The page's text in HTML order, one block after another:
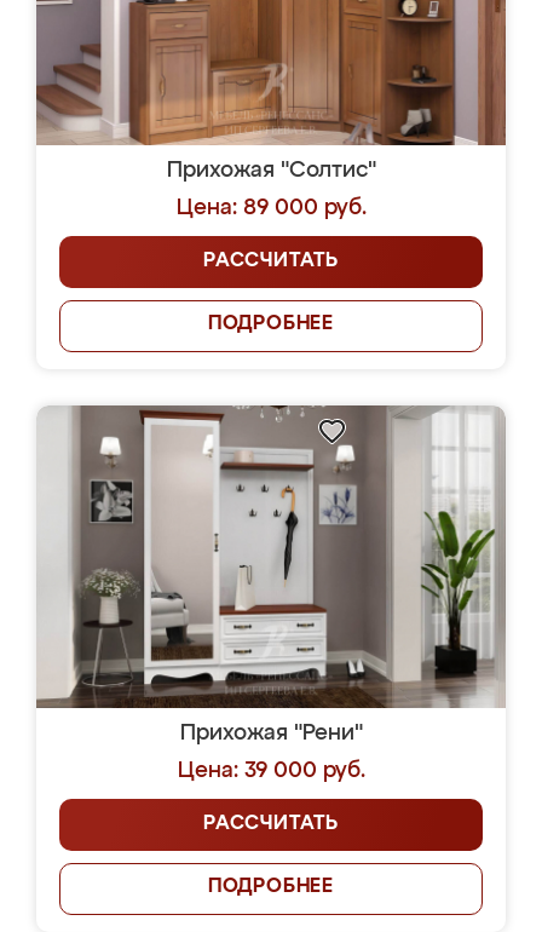
Прихожая "Солтис"
Цена: 89 000 руб.
РАССЧИТАТЬ
ПОДРОБНЕЕ
Прихожая "Рени"
Цена: 39 000 руб.
РАССЧИТАТЬ
ПОДРОБНЕЕ